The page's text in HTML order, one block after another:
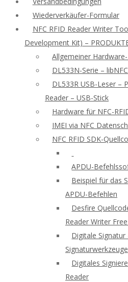
Wiederverkäufer-Formular
NFC RFID Reader Writer
Development Kit) –
Allgemeiner
DL533N-Serie –
DL533R USB-Leser –
Reader – USB-Stick
Hardware für NFC-
IMEI via NFC
NFC RFID SDK-
APDU-
Beispiel für das
APDU-Befehlen
Desfire
Reader Writer
Digitale Signatur
Signaturwerkzeuge
Digitales
Reader